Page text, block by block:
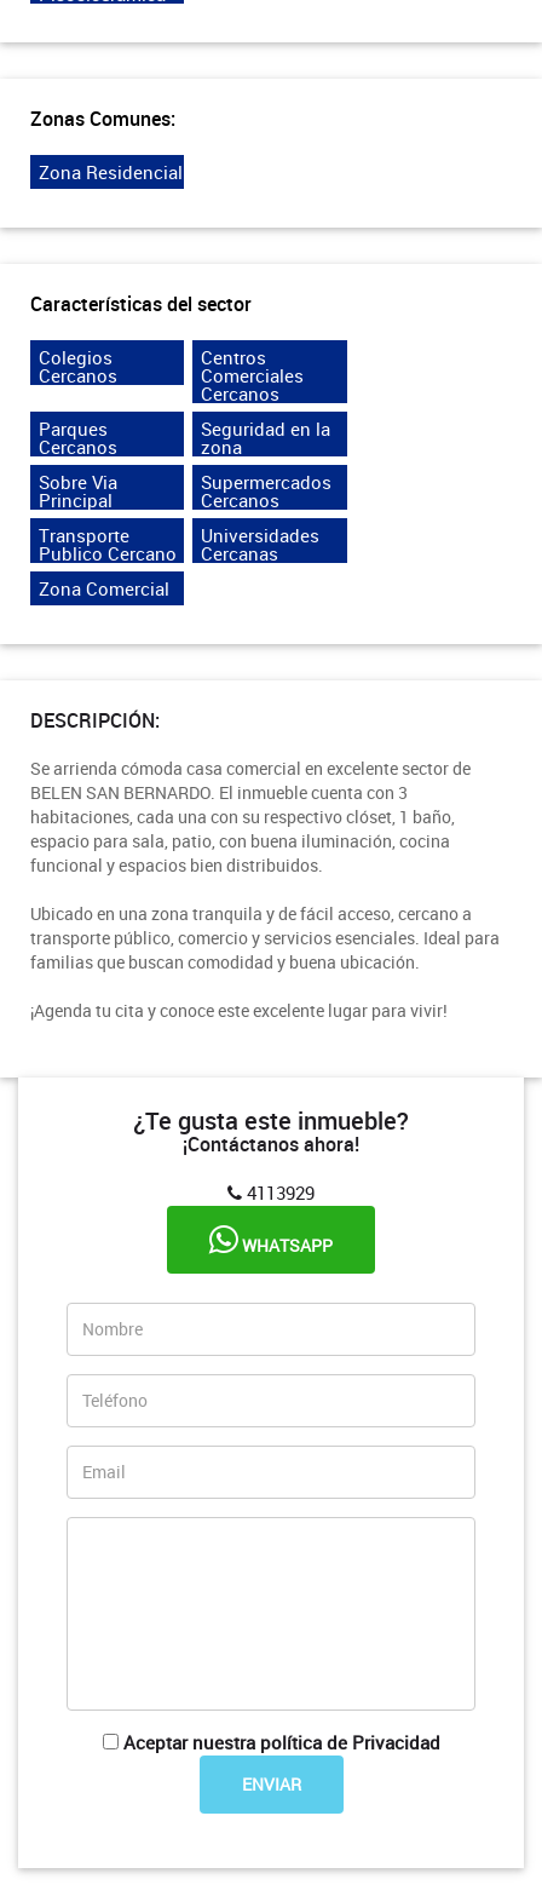
Zonas Comunes:
Zona Residencial
Características del sector
Colegios
Cercanos
Centros
Comerciales
Cercanos
Parques
Cercanos
Seguridad en la
zona
Sobre Via
Principal
Supermercados
Cercanos
Transporte
Publico Cercano
Universidades
Cercanas
Zona Comercial
DESCRIPCIÓN:
Se arrienda cómoda casa comercial en excelente sector de
BELEN SAN BERNARDO. El inmueble cuenta con 3
habitaciones, cada una con su respectivo clóset, 1 baño,
espacio para sala, patio, con buena iluminación, cocina
funcional y espacios bien distribuidos.
Ubicado en una zona tranquila y de fácil acceso, cercano a
transporte público, comercio y servicios esenciales. Ideal para
familias que buscan comodidad y buena ubicación.
¡Agenda tu cita y conoce este excelente lugar para vivir!
¿Te gusta este inmueble?
¡Contáctanos ahora!
4113929
WHATSAPP
Aceptar nuestra política de Privacidad